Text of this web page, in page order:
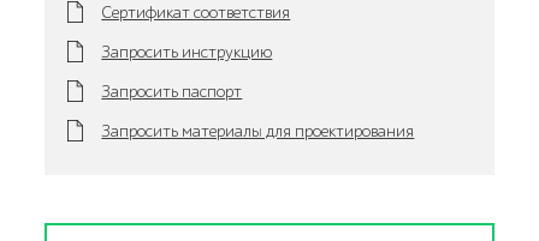
Сертификат соответствия
Запросить инструкцию
Запросить паспорт
Запросить материалы для проектирования